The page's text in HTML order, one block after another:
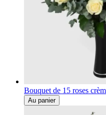
Bouquet de 15 roses
Au panier